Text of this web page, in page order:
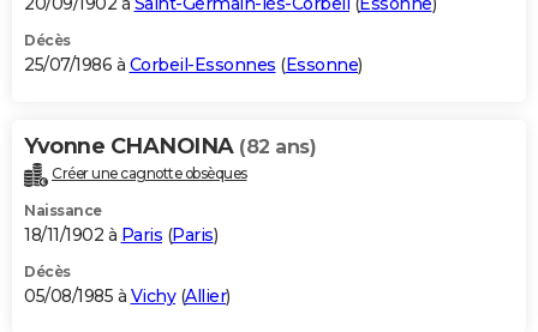
Décès
25/07/1986 à Corbeil-Essonnes (Essonne)
Yvonne CHANOINA (82 ans)
Créer une cagnotte obsèques
Naissance
18/11/1902 à Paris (Paris)
Décès
05/08/1985 à Vichy(Allier)